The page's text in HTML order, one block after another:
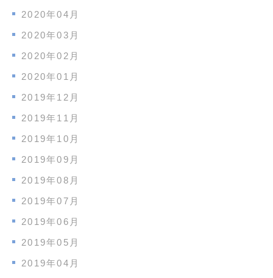
2020年04月
2020年03月
2020年02月
2020年01月
2019年12月
2019年11月
2019年10月
2019年09月
2019年08月
2019年07月
2019年06月
2019年05月
2019年04月